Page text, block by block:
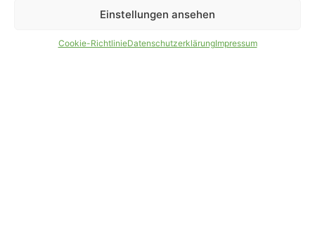
Einstellungen ansehen
Cookie-RichtlinieDatenschutzerklärungImpressum
PARTNER WERDEN
AGB